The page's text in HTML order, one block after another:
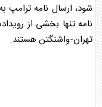
شود، ارسال نامه ترامپ
نامه تنها بخشی از
تهران-واشنگتن هستند.